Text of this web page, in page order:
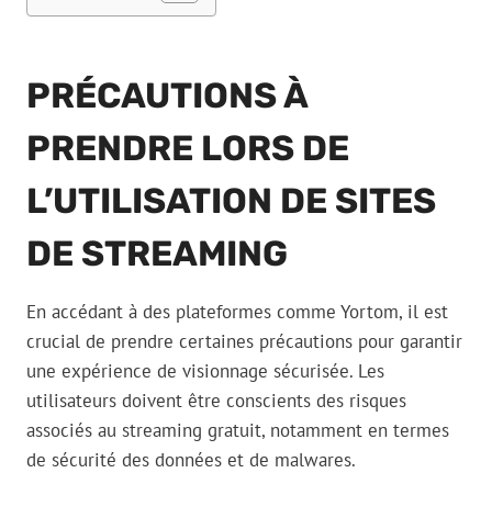
PRÉCAUTIONS À
PRENDRE LORS DE
L’UTILISATION DE SITES
DE STREAMING
En accédant à des plateformes comme Yortom, il est
crucial de prendre certaines précautions pour garantir
une expérience de visionnage sécurisée. Les
utilisateurs doivent être conscients des risques
associés au streaming gratuit, notamment en termes
de sécurité des données et de malwares.